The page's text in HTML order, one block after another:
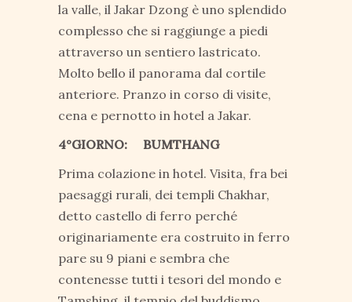
la valle, il Jakar Dzong è uno splendido
complesso che si raggiunge a piedi
attraverso un sentiero lastricato.
Molto bello il panorama dal cortile
anteriore. Pranzo in corso di visite,
cena e pernotto in hotel a Jakar.
4°GIORNO: BUMTHANG
Prima colazione in hotel. Visita, fra bei
paesaggi rurali, dei templi Chakhar,
detto castello di ferro perché
originariamente era costruito in ferro
pare su 9 piani e sembra che
contenesse tutti i tesori del mondo e